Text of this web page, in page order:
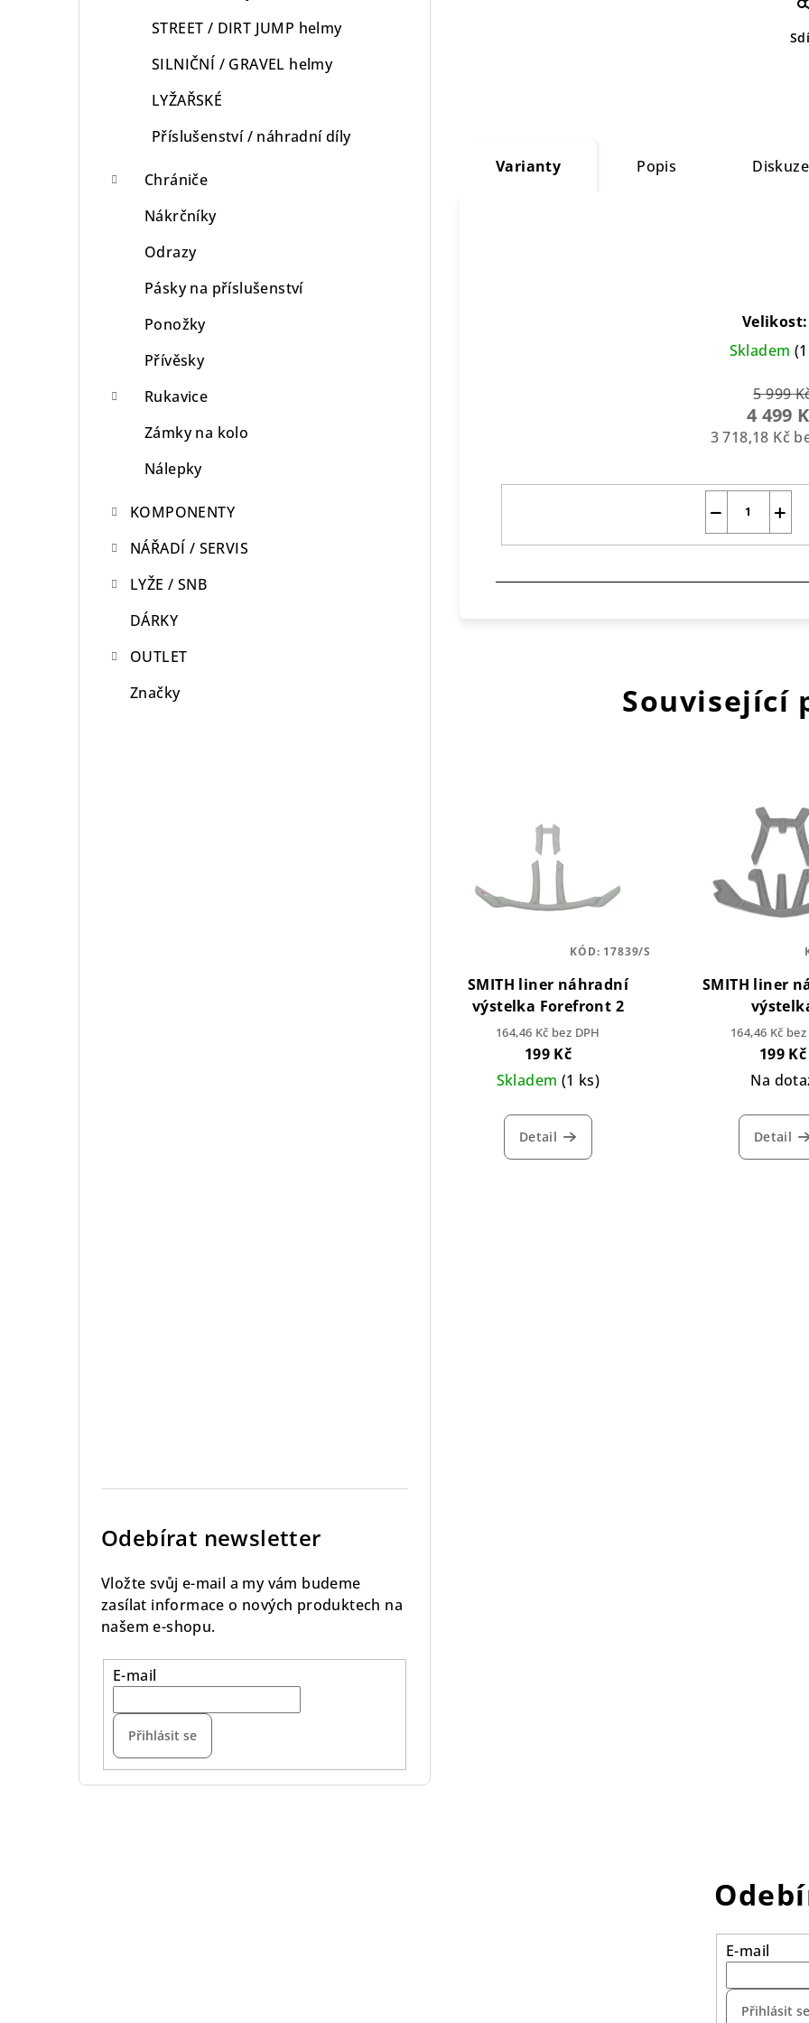
STREET / DIRT JUMP helmy
SILNIČNÍ / GRAVEL helmy
LYŽAŘSKÉ
Příslušenství / náhradní díly
Chrániče
Nákrčníky
Odrazy
Pásky na příslušenství
Ponožky
Přívěsky
Rukavice
Zámky na kolo
Nálepky
KOMPONENTY
NÁŘADÍ / SERVIS
LYŽE / SNB
DÁRKY
OUTLET
Značky
Odebírat newsletter
Vložte svůj e-mail a my vám budeme
zasílat informace o nových produktech na
našem e-shopu.
E-mail
Přihlásit se
Varianty Popis Diskuze
Skladem
5 999
4 499
3 718,18 Kč
+
−
Související
SMITH liner náhradní
výstelka Forefront 2
164,46 Kč bez DPH
199 Kč
Skladem (1 ks)
Detail
KÓD: 17839/S
SMITH liner
Engag/Convoy/
164,46 Kč bez
199 Kč
Na
Detail
E-mail
Přihlásit se